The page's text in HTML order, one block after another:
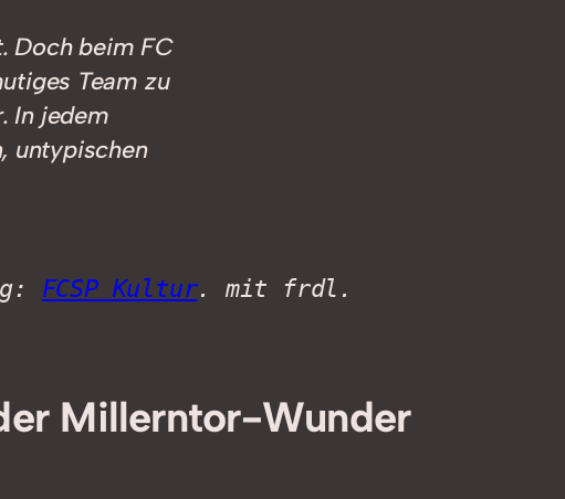
Doch beim FC
Team zu
In jedem
untypischen
FCSP Kultur. mit frdl.
Millerntor-Wunder